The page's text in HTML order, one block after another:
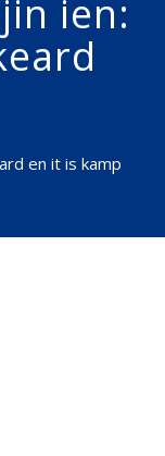
ien:
en it is kamp